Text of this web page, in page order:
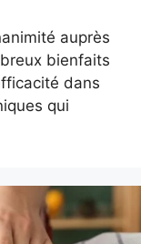
auprès
bienfaits
dans
qui